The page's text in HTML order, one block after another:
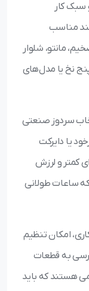
سبک کار
مناسب
مانتو، شلوار
نخ یا مدل‌های
سردوز صنعتی
یا دایرکت‌
کمتر و لرزش
که ساعات طولانی
امکان تنظیم
به قطعات
هستند که باید